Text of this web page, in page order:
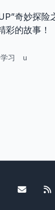
奇妙探险
彩的故事！
习 u
Email